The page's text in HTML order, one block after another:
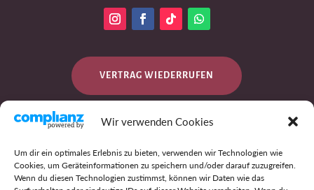
Wir verwenden Cookies
Um dir ein optimales Erlebnis zu bieten, verwenden wir Technologien wie
Cookies, um Geräteinformationen zu speichern und/oder darauf zuzugreifen.
Wenn du diesen Technologien zustimmst, können wir Daten wie das
VERTRAG WIEDERRUFEN